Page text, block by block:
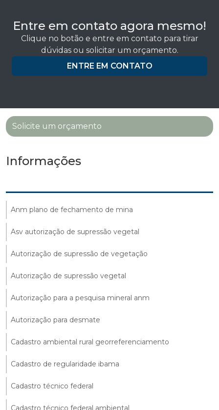
Entre em contato agora mesmo!
Clique no botão e entre em contato para tirar
dúvidas ou solicitar um orçamento.
ENTRE EM CONTATO
Solicite um orçamento
Informações
Anm plano de fechamento de mina
Asv autorização de supressão vegetal
Autorização de supressão de vegetação
Autorização de supressão vegetal
Autorização para a pesquisa mineral anm
Autorização para desmate
Cadastro ambiental rural georreferenciamento
Cadastro de regularidade ibama
Cadastro técnico federal
Cadastro técnico federal ambiental